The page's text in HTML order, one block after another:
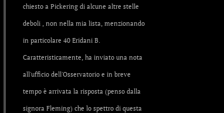
chiesto a Pickering di alcune altre stelle
deboli , non nella mia lista, menzionando
in particolare 40 Eridani B.
Caratteristicamente, ha inviato una nota
all'ufficio dell'Osservatorio e in breve
tempo è arrivata la risposta (penso dalla
signora Fleming) che lo spettro di questa